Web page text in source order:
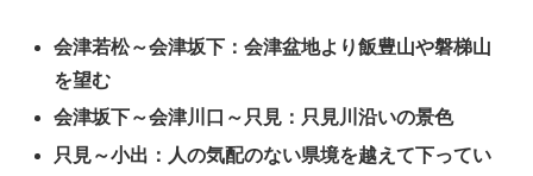
会津若松～会津坂下：会津盆地より飯豊山や磐梯山
を望む
会津坂下～会津川口～只見：只見川沿いの景色
只見～小出：人の気配のない県境を越えて下ってい